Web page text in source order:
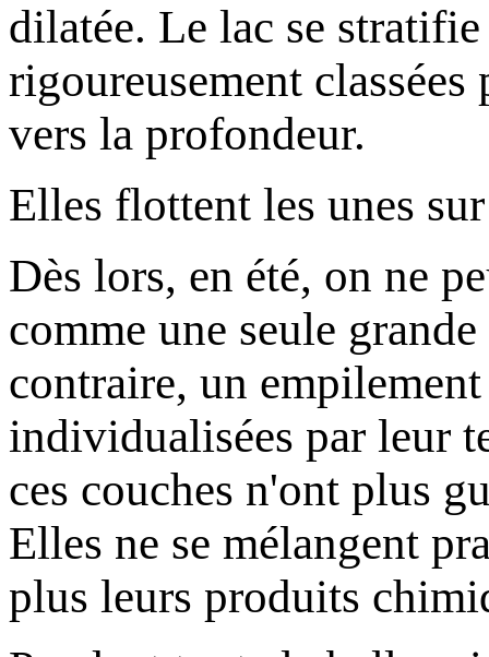
dilatée. Le lac se
rigoureusement
vers la profondeur.
Elles flottent les unes
Dès lors, en été, on ne
comme une seule
contraire, un
individualisées par leur
ces couches n'ont plus
Elles ne se mélangent
plus leurs produits